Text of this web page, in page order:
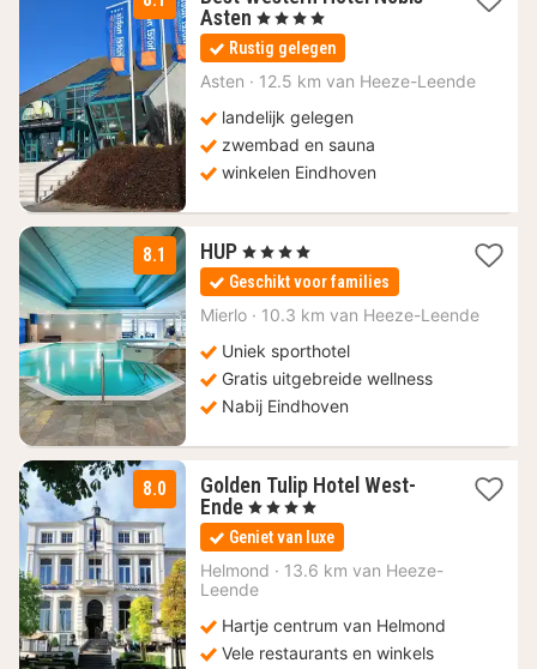
Asten 1
nacht
vanaf
112
, 4 Sterren
Rustig gelegen
Asten · 12.5 km van Heeze-Leende
landelijk gelegen
zwembad en sauna
winkelen Eindhoven
8.1 HUP 1
nacht
vanaf
119
, 4 Sterren
Geschikt voor families
Mierlo · 10.3 km van Heeze-Leende
Uniek sporthotel
Gratis uitgebreide wellness
Nabij Eindhoven
8.0
Golden Tulip Hotel West-
Ende 1
nacht
vanaf
110
€
, 4 Sterren
Geniet van luxe
Helmond · 13.6 km van Heeze-
Leende
Hartje centrum van Helmond
Vele restaurants en winkels